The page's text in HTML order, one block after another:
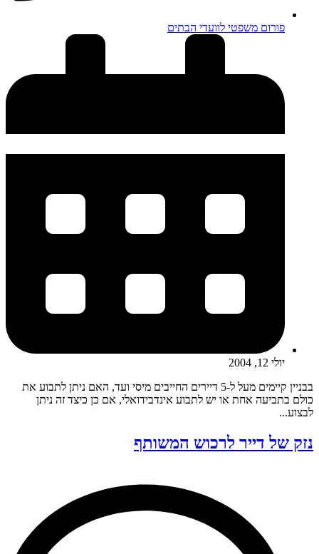
פורום משפטי לוועדי הבתים
יולי 12, 2004
בבניין קיימים מעל ל-5 דיירים החייבים מיסי ועד, האם ניתן לתבוע את
כולם בתביעה אחת או יש לתבוע אינדבידואלי, אם כן כיצד זה ניתן
לבצוע...
נזק של דייר לרכוש המשותף